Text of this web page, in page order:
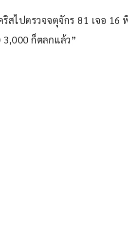
ไปตรวจจตุจักร 81 เจอ 16
ก็ตลกแล้ว”